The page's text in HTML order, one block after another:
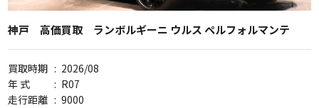
神戸 高価買取 ランボルギーニ ウルス ペルフォルマンテ
買取時期 : 2026/08
年 式
: R07
走行距離 : 9000